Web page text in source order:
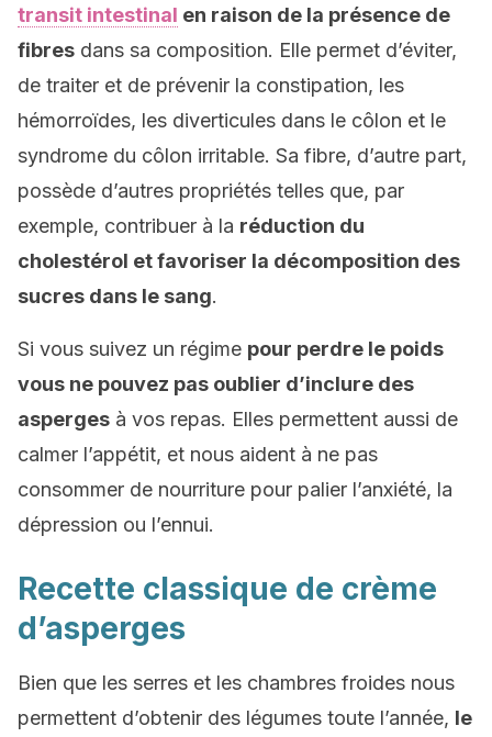
transit intestinal en raison de la présence de
fibres dans sa composition. Elle permet d’éviter,
de traiter et de prévenir la constipation, les
hémorroïdes, les diverticules dans le côlon et le
syndrome du côlon irritable. Sa fibre, d’autre part,
possède d’autres propriétés telles que, par
exemple, contribuer à la réduction du
cholestérol et favoriser la décomposition des
sucres dans le sang.
Si vous suivez un régime pour perdre le poids
vous ne pouvez pas oublier d’inclure des
asperges à vos repas. Elles permettent aussi de
calmer l’appétit, et nous aident à ne pas
consommer de nourriture pour palier l’anxiété, la
dépression ou l’ennui.
Recette classique de crème
d’asperges
Bien que les serres et les chambres froides nous
permettent d’obtenir des légumes toute l’année, le